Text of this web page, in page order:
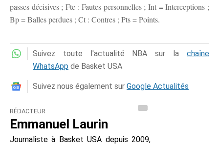
passes décisives ; Fte : Fautes personnelles ; Int = Interceptions ;
Bp = Balles perdues ; Ct : Contres ; Pts = Points.
Suivez toute l'actualité NBA sur la chaîne
WhatsApp de Basket USA
Suivez nous également sur Google Actualités
RÉDACTEUR
Emmanuel Laurin
Journaliste à Basket USA depuis 2009,